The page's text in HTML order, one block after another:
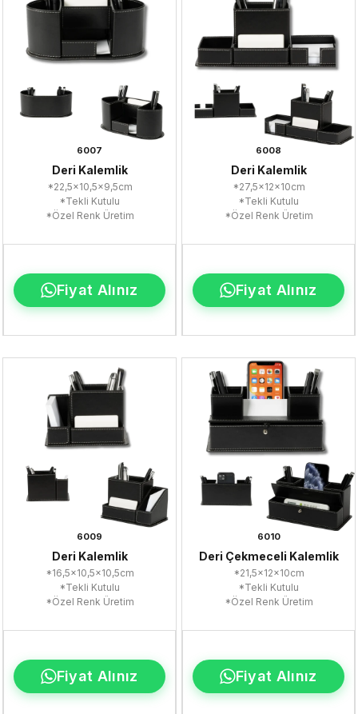
6007
Deri Kalemlik
*22,5x10,5x9,5cm
*Tekli Kutulu
*Özel Renk Üretim
Fiyat Alınız
6008
Deri Kalemlik
*27,5x12x10cm
*Tekli Kutulu
*Özel Renk Üretim
Fiyat Alınız
6009
Deri Kalemlik
*16,5x10,5x10,5cm
*Tekli Kutulu
*Özel Renk Üretim
Fiyat Alınız
6010
Deri Çekmeceli Kalemlik
*21,5x12x10cm
*Tekli Kutulu
*Özel Renk Üretim
Fiyat Alınız